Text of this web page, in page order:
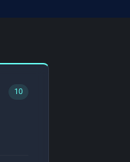
10